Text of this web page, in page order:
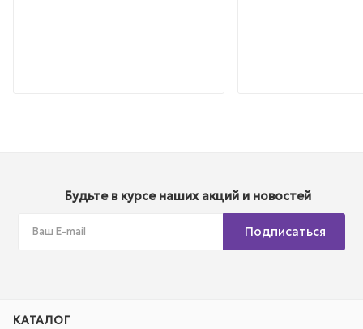
Будьте в курсе наших акций и новостей
Подписаться
КАТАЛОГ